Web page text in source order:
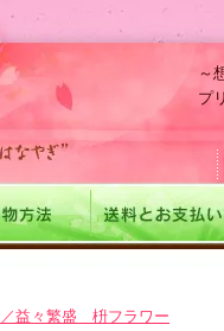
～
プ
／益々繁盛 枡フラワー